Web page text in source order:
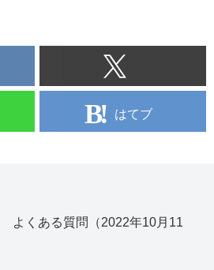
はてブ
よくある質問（2022年10月11